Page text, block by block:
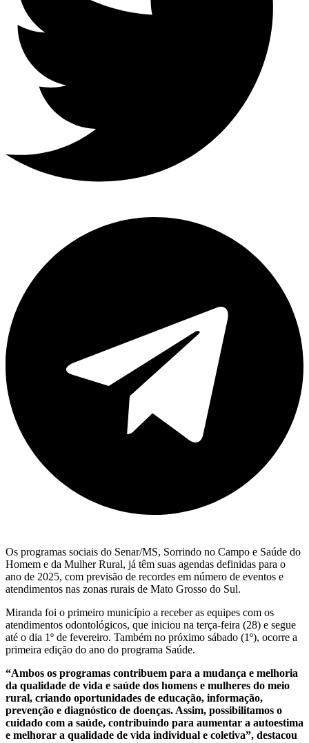
Os programas sociais do Senar/MS, Sorrindo no Campo e Saúde do
Homem e da Mulher Rural, já têm suas agendas definidas para o
ano de 2025, com previsão de recordes em número de eventos e
atendimentos nas zonas rurais de Mato Grosso do Sul.
Miranda foi o primeiro município a receber as equipes com os
atendimentos odontológicos, que iniciou na terça-feira (28) e segue
até o dia 1º de fevereiro. Também no próximo sábado (1º), ocorre a
primeira edição do ano do programa Saúde.
“Ambos os programas contribuem para a mudança e melhoria
da qualidade de vida e saúde dos homens e mulheres do meio
rural, criando oportunidades de educação, informação,
prevenção e diagnóstico de doenças. Assim, possibilitamos o
cuidado com a saúde, contribuindo para aumentar a autoestima
e melhorar a qualidade de vida individual e coletiva”, destacou